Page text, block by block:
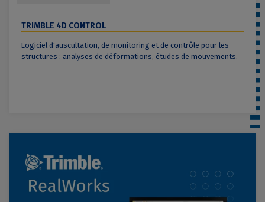
TRIMBLE 4D CONTROL
Logiciel d'auscultation, de monitoring et de contrôle pour les
structures : analyses de déformations, études de mouvements.